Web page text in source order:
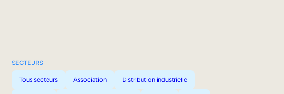
SECTEURS
Tous secteurs Association Distribution industrielle